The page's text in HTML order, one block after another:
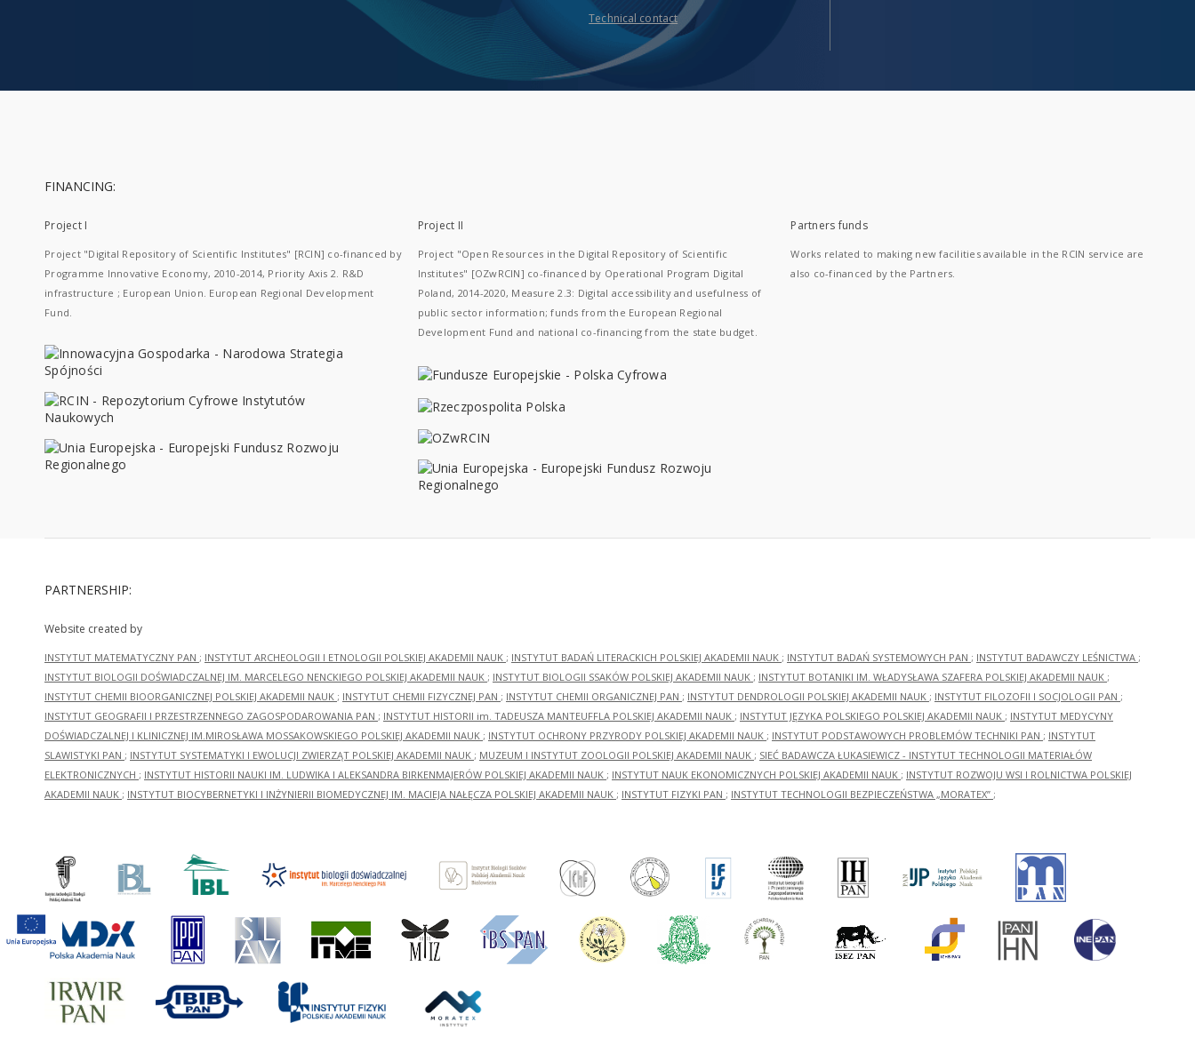
Technical contact
FINANCING:
Project I
Project "Digital Repository of Scientific Institutes" [RCIN] co-financed by
Programme Innovative Economy, 2010-2014, Priority Axis 2. R&D
infrastructure ; European Union. European Regional Development
Fund.
Project II
Project "Open Resources in the Digital Repository of Scientific
Institutes" [OZwRCIN] co-financed by Operational Program Digital
Poland, 2014-2020, Measure 2.3: Digital accessibility and usefulness of
public sector information; funds from the European Regional
Development Fund and national co-financing from the state budget.
Partners funds
Works related to making new facilities available in the RCIN service are
also co-financed by the Partners.
PARTNERSHIP:
Website created by
INSTYTUT MATEMATYCZNY PAN ; INSTYTUT ARCHEOLOGII I ETNOLOGII POLSKIEJ AKADEMII NAUK ; INSTYTUT BADAŃ LITERACKICH POLSKIEJ AKADEMII NAUK ; INSTYTUT BADAŃ SYSTEMOWYCH PAN ; INSTYTUT BADAWCZY LEŚNICTWA ;
INSTYTUT BIOLOGII DOŚWIADCZALNEJ IM. MARCELEGO NENCKIEGO POLSKIEJ AKADEMII NAUK ; INSTYTUT BIOLOGII SSAKÓW POLSKIEJ AKADEMII NAUK ; INSTYTUT BOTANIKI IM. WŁADYSŁAWA SZAFERA POLSKIEJ AKADEMII NAUK ;
INSTYTUT CHEMII BIOORGANICZNEJ POLSKIEJ AKADEMII NAUK ; INSTYTUT CHEMII FIZYCZNEJ PAN ; INSTYTUT CHEMII ORGANICZNEJ PAN ; INSTYTUT DENDROLOGII POLSKIEJ AKADEMII NAUK ; INSTYTUT FILOZOFII I SOCJOLOGII PAN ;
INSTYTUT GEOGRAFII I PRZESTRZENNEGO ZAGOSPODAROWANIA PAN ; INSTYTUT HISTORII im. TADEUSZA MANTEUFFLA POLSKIEJ AKADEMII NAUK ; INSTYTUT JĘZYKA POLSKIEGO POLSKIEJ AKADEMII NAUK ; INSTYTUT MEDYCYNY
DOŚWIADCZALNEJ I KLINICZNEJ IM.MIROSŁAWA MOSSAKOWSKIEGO POLSKIEJ AKADEMII NAUK ; INSTYTUT OCHRONY PRZYRODY POLSKIEJ AKADEMII NAUK ; INSTYTUT PODSTAWOWYCH PROBLEMÓW TECHNIKI PAN ; INSTYTUT
SLAWISTYKI PAN ; INSTYTUT SYSTEMATYKI I EWOLUCJI ZWIERZĄT POLSKIEJ AKADEMII NAUK ; MUZEUM I INSTYTUT ZOOLOGII POLSKIEJ AKADEMII NAUK ; SIEĆ BADAWCZA ŁUKASIEWICZ - INSTYTUT TECHNOLOGII MATERIAŁÓW
ELEKTRONICZNYCH ; INSTYTUT HISTORII NAUKI IM. LUDWIKA I ALEKSANDRA BIRKENMAJERÓW POLSKIEJ AKADEMII NAUK ; INSTYTUT NAUK EKONOMICZNYCH POLSKIEJ AKADEMII NAUK ; INSTYTUT ROZWOJU WSI I ROLNICTWA POLSKIEJ
AKADEMII NAUK ; INSTYTUT BIOCYBERNETYKI I INŻYNIERII BIOMEDYCZNEJ IM. MACIEJA NAŁĘCZA POLSKIEJ AKADEMII NAUK ; INSTYTUT FIZYKI PAN ; INSTYTUT TECHNOLOGII BEZPIECZEŃSTWA „MORATEX” ;